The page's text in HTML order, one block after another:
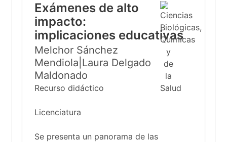
Exámenes de alto
impacto:
implicaciones educativas
Melchor Sánchez
Mendiola|Laura Delgado
Maldonado
Recurso didáctico
Licenciatura
Se presenta un panorama de las